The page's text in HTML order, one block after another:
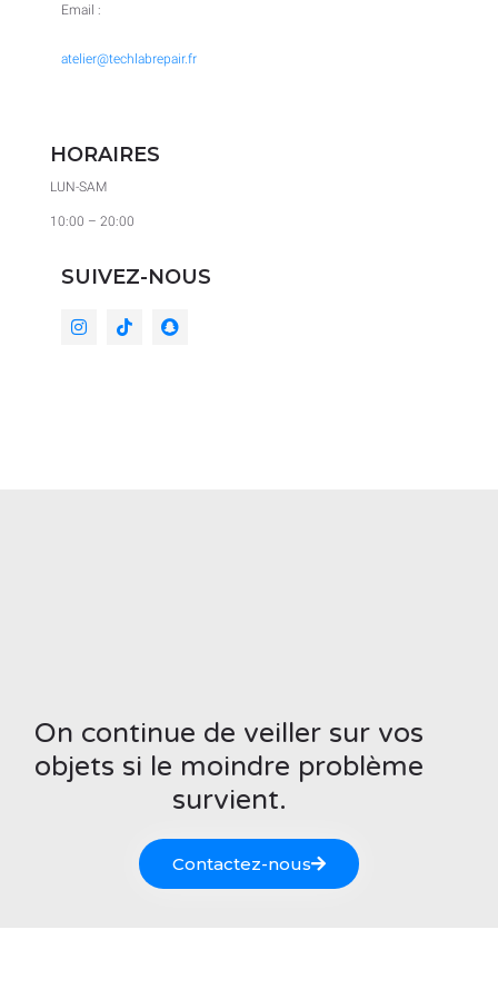
Email :
atelier@techlabrepair.fr
HORAIRES
LUN-SAM
10:00 – 20:00
SUIVEZ-NOUS
On continue de veiller sur vos
objets si le moindre problème
survient.
Contactez-nous